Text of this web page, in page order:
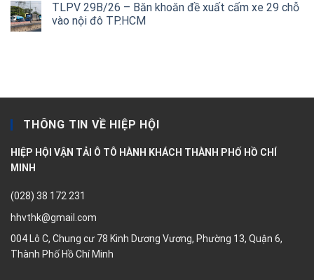
TLPV 29B/26 – Băn khoăn đề xuất cấm xe 29 chỗ
vào nội đô TP.HCM
THÔNG TIN VỀ HIỆP HỘI
HIỆP HỘI VẬN TẢI Ô TÔ HÀNH KHÁCH THÀNH PHỐ HỒ CHÍ
MINH
(028) 38 172 231
hhvthk@gmail.com
004 Lô C, Chung cư 78 Kinh Dương Vương, Phường 13, Quận 6,
Thành Phố Hồ Chí Minh